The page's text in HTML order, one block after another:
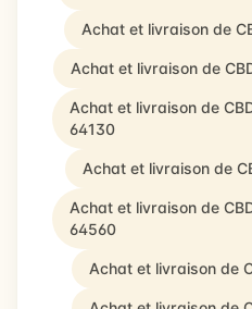
Achat et livraison de
Achat et livraison de
Achat et livraison de
64130
Achat et livraison de
Achat et livraison de
64560
Achat et livraison de